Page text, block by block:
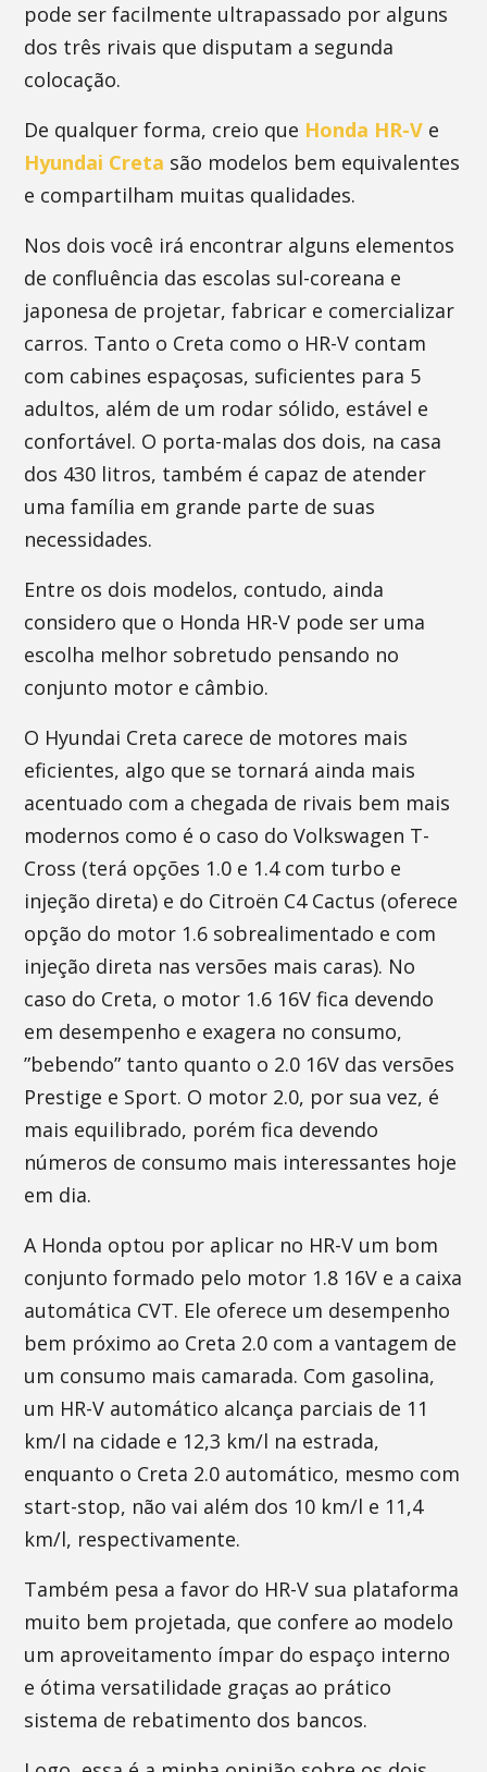
pode ser facilmente ultrapassado por alguns
dos três rivais que disputam a segunda
colocação.
De qualquer forma, creio que Honda HR-V e
Hyundai Creta são modelos bem equivalentes
e compartilham muitas qualidades.
Nos dois você irá encontrar alguns elementos
de confluência das escolas sul-coreana e
japonesa de projetar, fabricar e comercializar
carros. Tanto o Creta como o HR-V contam
com cabines espaçosas, suficientes para 5
adultos, além de um rodar sólido, estável e
confortável. O porta-malas dos dois, na casa
dos 430 litros, também é capaz de atender
uma família em grande parte de suas
necessidades.
Entre os dois modelos, contudo, ainda
considero que o Honda HR-V pode ser uma
escolha melhor sobretudo pensando no
conjunto motor e câmbio.
O Hyundai Creta carece de motores mais
eficientes, algo que se tornará ainda mais
acentuado com a chegada de rivais bem mais
modernos como é o caso do Volkswagen T-
Cross (terá opções 1.0 e 1.4 com turbo e
injeção direta) e do Citroën C4 Cactus (oferece
opção do motor 1.6 sobrealimentado e com
injeção direta nas versões mais caras). No
caso do Creta, o motor 1.6 16V fica devendo
em desempenho e exagera no consumo,
”bebendo” tanto quanto o 2.0 16V das versões
Prestige e Sport. O motor 2.0, por sua vez, é
mais equilibrado, porém fica devendo
números de consumo mais interessantes hoje
em dia.
A Honda optou por aplicar no HR-V um bom
conjunto formado pelo motor 1.8 16V e a caixa
automática CVT. Ele oferece um desempenho
bem próximo ao Creta 2.0 com a vantagem de
um consumo mais camarada. Com gasolina,
um HR-V automático alcança parciais de 11
km/l na cidade e 12,3 km/l na estrada,
enquanto o Creta 2.0 automático, mesmo com
start-stop, não vai além dos 10 km/l e 11,4
km/l, respectivamente.
Também pesa a favor do HR-V sua plataforma
muito bem projetada, que confere ao modelo
um aproveitamento ímpar do espaço interno
e ótima versatilidade graças ao prático
sistema de rebatimento dos bancos.